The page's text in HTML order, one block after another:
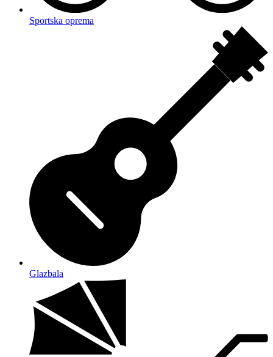
Sportska oprema
Glazbala